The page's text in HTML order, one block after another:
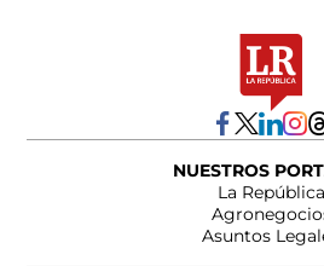
NUESTROS
La República
Asuntos